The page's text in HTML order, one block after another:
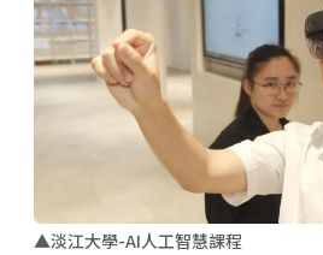
▲淡江大學-AI人工智慧課程